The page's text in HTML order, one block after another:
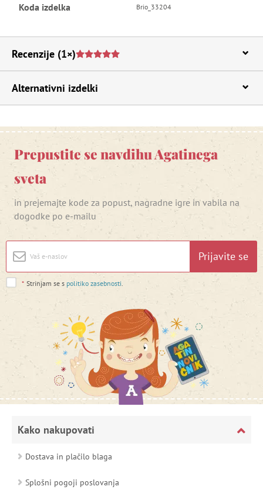
Koda izdelka Brio_33204
Recenzije (1×)
Alternativni izdelki
Prepustite se navdihu Agatinega
sveta
in prejemajte kode za popust, nagradne igre in vabila na
dogodke po e-mailu
Prijavite se
* Strinjam se s politiko zasebnosti
Kako nakupovati
Dostava in plačilo blaga
Splošni pogoji poslovanja